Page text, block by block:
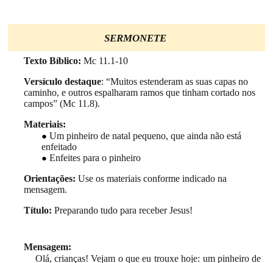
SERMONETE
Texto Bíblico: Mc 11.1-10
Versículo destaque: “Muitos estenderam as suas capas no
caminho, e outros espalharam ramos que tinham cortado nos
campos” (Mc 11.8).
Materiais:
Um pinheiro de natal pequeno, que ainda não está
enfeitado
Enfeites para o pinheiro
Orientações: Use os materiais conforme indicado na
mensagem.
Título: Preparando tudo para receber Jesus!
Mensagem:
Olá, crianças! Vejam o que eu trouxe hoje: um pinheiro de